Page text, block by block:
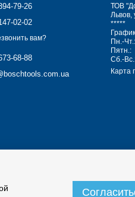
79-26
02-02
вам?
68-88
ТОВ
Львов,
*****
Пн.-
Пятн.:
Сб.-
Карта